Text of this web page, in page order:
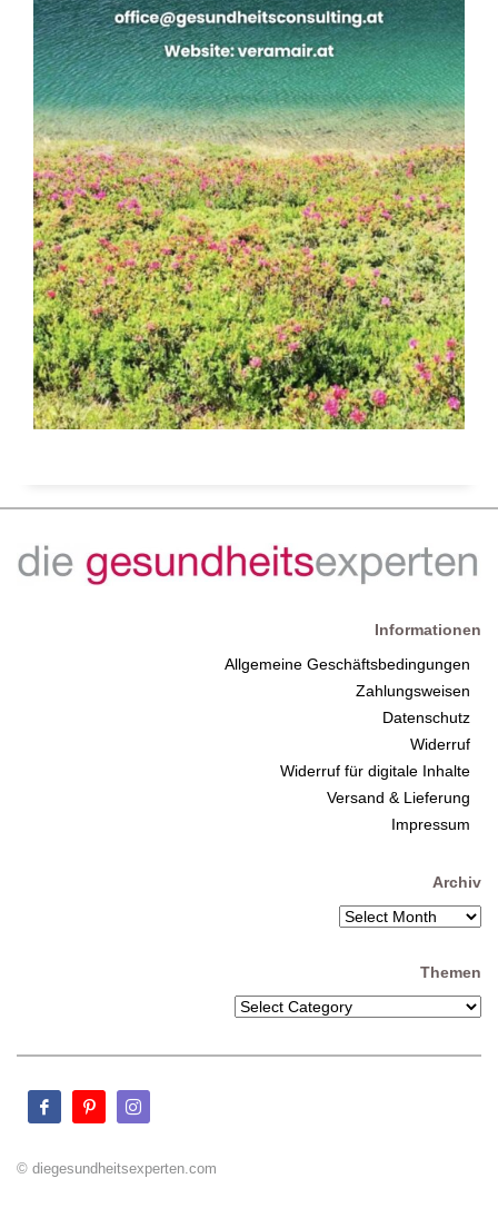
Informationen
Allgemeine Geschäftsbedingungen
Zahlungsweisen
Datenschutz
Widerruf
Widerruf für digitale Inhalte
Versand & Lieferung
Impressum
Archiv
Themen
© diegesundheitsexperten.com